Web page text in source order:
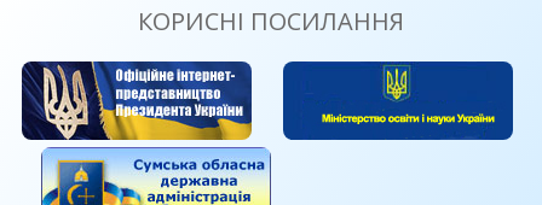
КОРИСНІ ПОСИЛАННЯ